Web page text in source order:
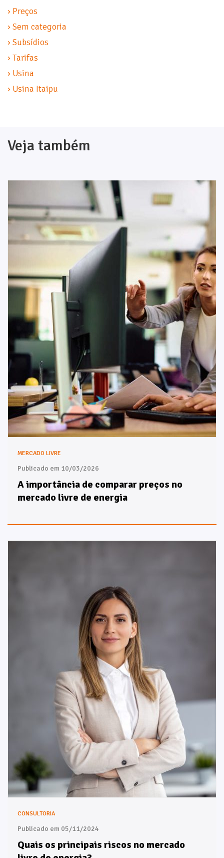
› Preços
› Sem categoria
› Subsídios
› Tarifas
› Usina
› Usina Itaipu
Veja também
MERCADO LIVRE
Publicado em 10/03/2026
A importância de comparar preços no
mercado livre de energia
CONSULTORIA
Publicado em 05/11/2024
Quais os principais riscos no mercado